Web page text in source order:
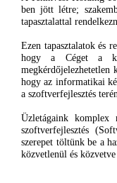
benjött létre;
tapasztalattal
Ezen tapasztalatok és
hogy a Cégeta
megkérdőjelezhetetlen
hogy az informatikai
a szoftverfejlesztés terén
Üzletágaink komplex
szoftverfejlesztés
szerepet töltünkbe a
közvetlenül és közvetve